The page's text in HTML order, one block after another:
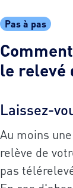
Pas à pas
le relevé
Laissez-
Au moins
relève de
pas